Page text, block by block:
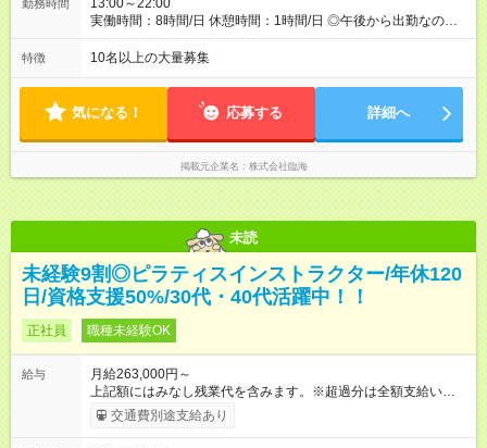
勤務時間
13:00～22:00
実働時間：8時間/日 休憩時間：1時間/日 ◎午後から出勤なの
で、通勤ラッシュのストレスとは無縁です。
特徴 10名以上の大量募集
気になる！ 応募する 詳細へ
掲載元企業名 株式会社臨海
未読
未経験9割◎ピラティスインストラクター/年休120
日/資格支援50%/30代・40代活躍中！！
正社員 職種未経験OK
給与
月給263,000円～
上記額にはみなし残業代を含みます。※超過分は全額支給いたし
ます。 みなし残業代 49,200円／月 みなし残業時間 30時間／月
上記額にはみなし残業代を含みます。（超過分は全額支給しま
交通費別途支給あり